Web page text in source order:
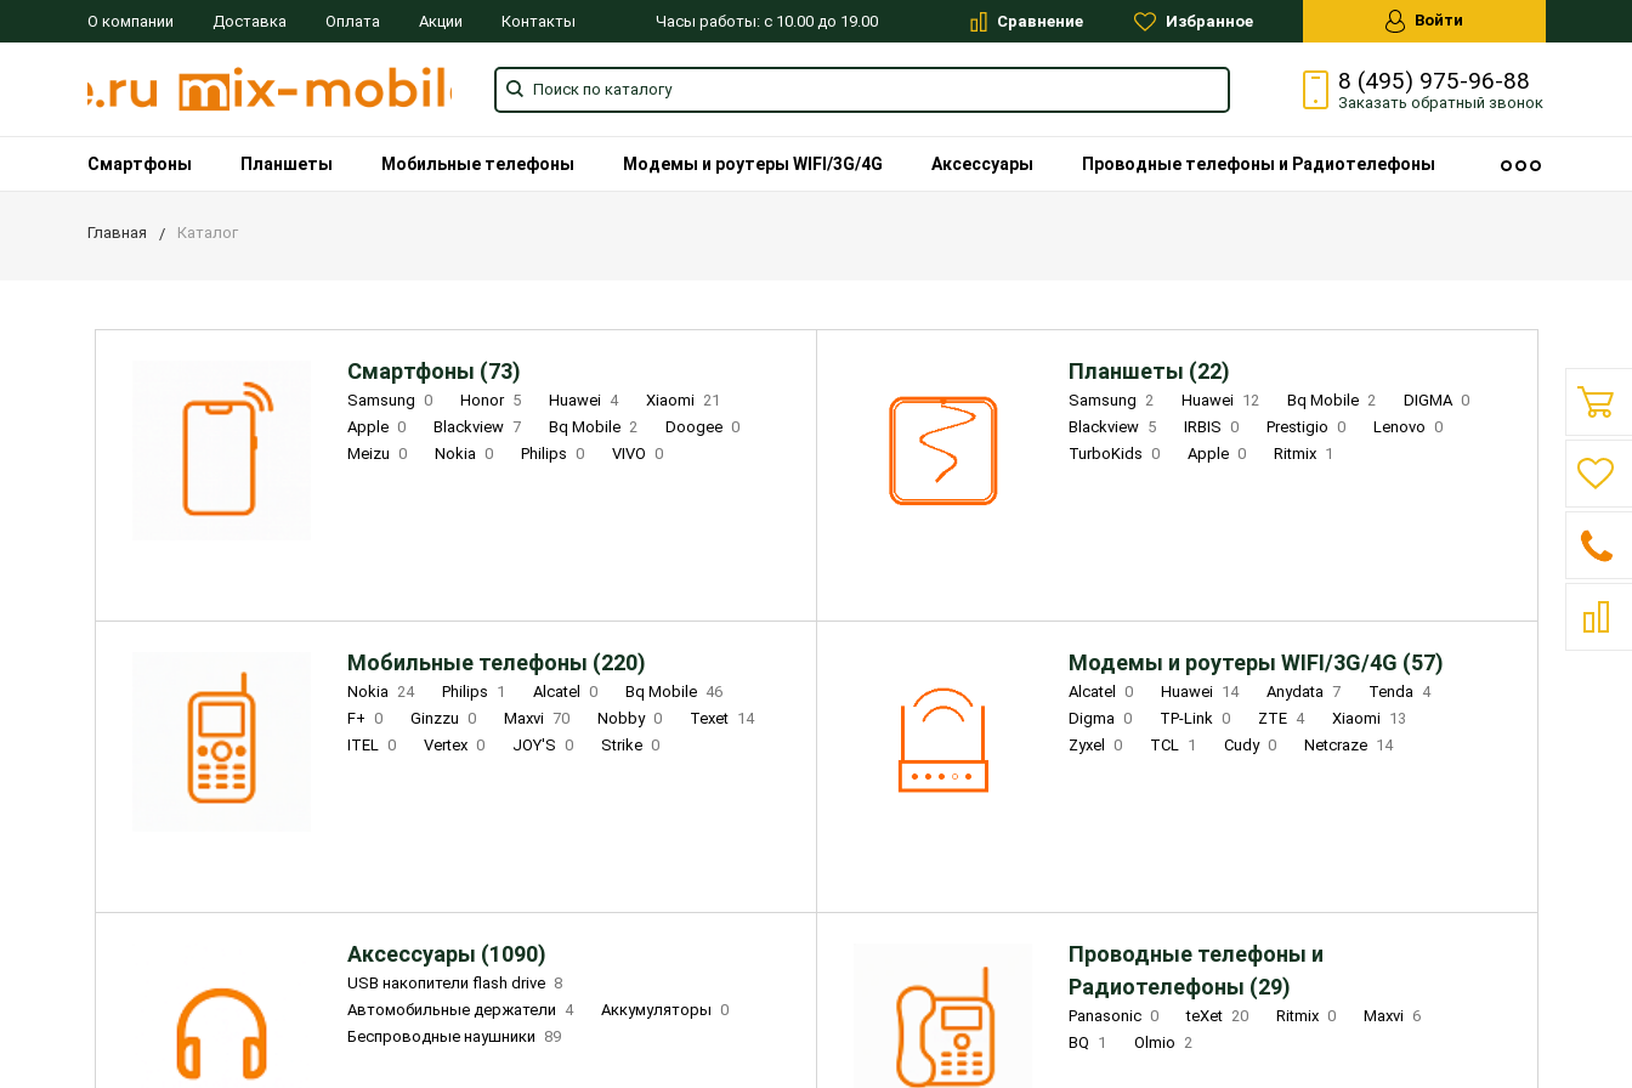
О компании Доставка Оплата Акции Контакты Часы работы: с 10.00 до 19.00 Сравнение Избранное Войти
8 (495) 975-96-88
Заказать обратный звонок
Смартфоны Планшеты Мобильные телефоны Модемы и роутеры WIFI/3G/4G Аксессуары Проводные телефоны и Радиотелефоны
Главная Каталог
Смартфоны (73)
Samsung 0 Honor 5 Huawei 4 Xiaomi 21
Apple 0 Blackview 7 Bq Mobile 2 Doogee 0
Meizu 0 Nokia 0 Philips 0 VIVO 0
Планшеты (22)
Samsung 2 Huawei 12 Bq Mobile 2 DIGMA 0
Blackview 5 IRBIS 0 Prestigio 0 Lenovo 0
TurboKids 0 Apple 0 Ritmix 1
Мобильные телефоны (220)
Nokia 24 Philips 1 Alcatel 0 Bq Mobile 46
F+ 0 Ginzzu 0 Maxvi 70 Nobby 0 Texet 14
ITEL 0 Vertex 0 JOY'S 0 Strike 0
Модемы и роутеры WIFI/3G/4G (57)
Alcatel 0 Huawei 14 Anydata 7 Tenda 4
Digma 0 TP-Link 0 ZTE 4 Xiaomi 13
Zyxel
0 TCL 1 Cudy 0 Netcraze 14
Аксессуары (1090)
USB накопители flash drive 8
Автомобильные держатели 4 Аккумуляторы 0
Беспроводные наушники 89
Проводные телефоны и
Радиотелефоны (29)
Panasonic 0 teXet 20 Ritmix 0 Maxvi 6
BQ 1 Olmio 2